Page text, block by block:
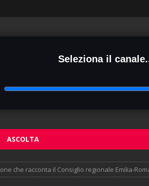
Seleziona il
ASCOLTA
che racconta il Consiglio regionale Emilia-